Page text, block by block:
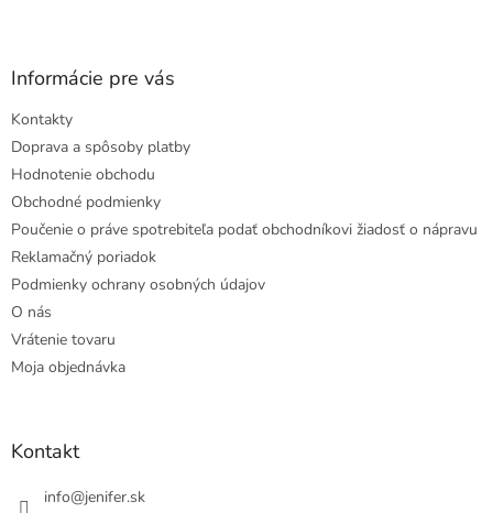
Informácie pre vás
Kontakty
Doprava a spôsoby platby
Hodnotenie obchodu
Obchodné podmienky
Poučenie o práve spotrebiteľa podať obchodníkovi žiadosť o nápravu
Reklamačný poriadok
Podmienky ochrany osobných údajov
O nás
Vrátenie tovaru
Moja objednávka
Kontakt
info@jenifer.sk